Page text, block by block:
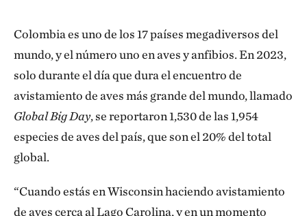
Colombia es uno de los 17 países megadiversos del
mundo, y el número uno en aves y anfibios. En 2023,
solo durante el día que dura el encuentro de
avistamiento de aves más grande del mundo, llamado
Global Big Day, se reportaron 1,530 de las 1,954
especies de aves del país, que son el 20% del total
global.
“Cuando estás en Wisconsin haciendo avistamiento
de aves cerca al Lago Carolina, y en un momento